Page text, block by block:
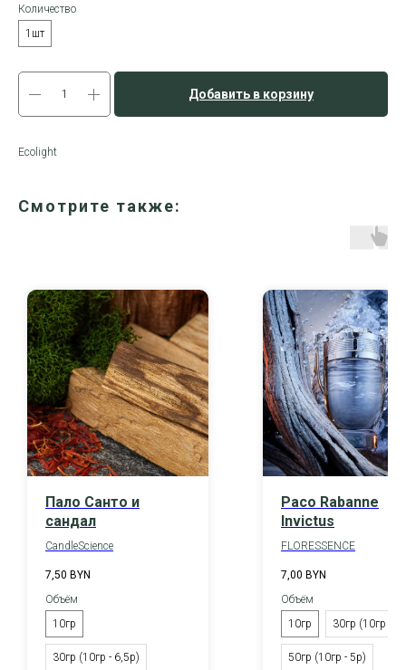
Количество
1шт
Добавить в корзину
Ecolight
Смотрите также:
Пало Санто и
сандал
CandleScience
7,50 BYN
Объём
10гр
30гр (10гр - 6,5р)
Paco Rabanne
Invictus
FLORESSENCE
7,00 BYN
Объём
10гр
30гр (10гр -
50гр (10гр - 5р)